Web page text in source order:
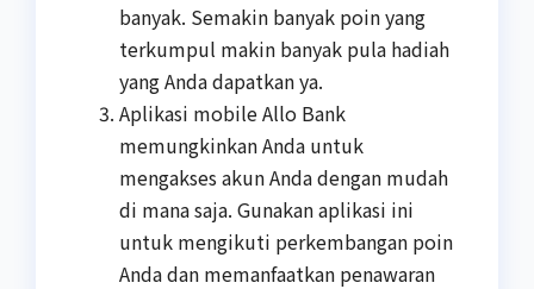
banyak. Semakin banyak poin yang
terkumpul makin banyak pula hadiah
yang Anda dapatkan ya.
Aplikasi mobile Allo Bank
memungkinkan Anda untuk
mengakses akun Anda dengan mudah
di mana saja. Gunakan aplikasi ini
untuk mengikuti perkembangan poin
Anda dan memanfaatkan penawaran